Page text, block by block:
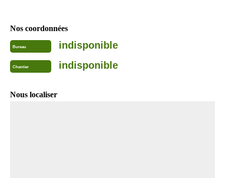
Nos coordonnées
Bureau indisponible
Chantier indisponible
Nous localiser